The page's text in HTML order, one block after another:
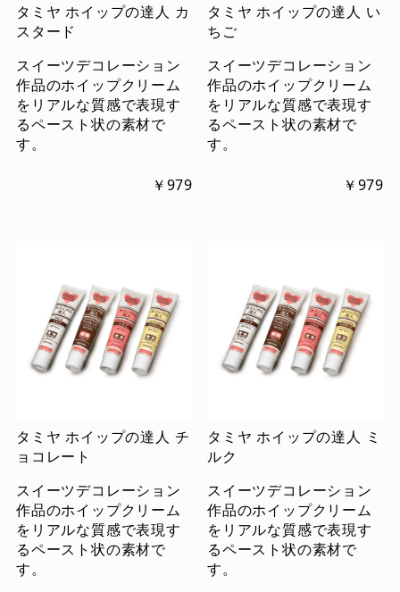
タミヤ ホイップの達人 カ
スタード
スイーツデコレーション
作品のホイップクリーム
をリアルな質感で表現す
るペースト状の素材で
す。
￥979
タミヤ ホイップの達人 い
ちご
スイーツデコレーション
作品のホイップクリーム
をリアルな質感で表現す
るペースト状の素材で
す。
￥979
タミヤ ホイップの達人 チ
ョコレート
スイーツデコレーション
作品のホイップクリーム
をリアルな質感で表現す
るペースト状の素材で
す。
タミヤ ホイップの達人 ミ
ルク
スイーツデコレーション
作品のホイップクリーム
をリアルな質感で表現す
るペースト状の素材で
す。